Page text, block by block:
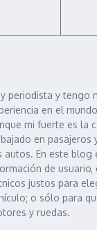
periodista y tengo
en el
mi fuerte es la
en pasajeros
autos. En este blog
de
justos para
o sólo para
y ruedas.